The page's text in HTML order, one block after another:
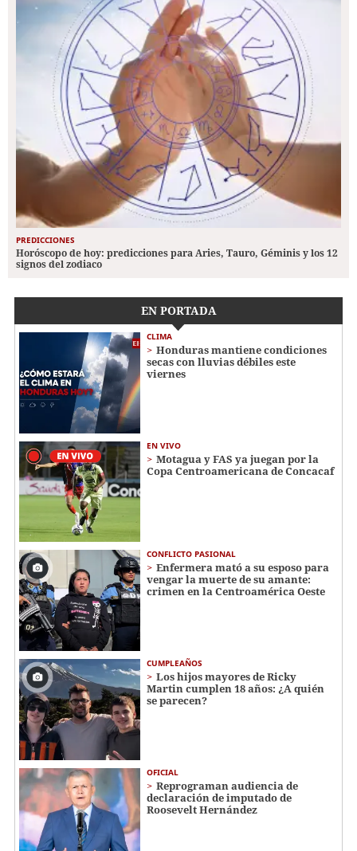
PREDICCIONES
Horóscopo de hoy: predicciones para Aries, Tauro, Géminis y los 12
signos del zodiaco
EN PORTADA
CLIMA
Honduras mantiene condiciones
secas con lluvias débiles este
viernes
EN VIVO
Motagua y FAS ya juegan por la
Copa Centroamericana de Concacaf
CONFLICTO PASIONAL
Enfermera mató a su esposo para
vengar la muerte de su amante:
crimen en la Centroamérica Oeste
CUMPLEAÑOS
Los hijos mayores de Ricky
Martin cumplen 18 años: ¿A quién
se parecen?
OFICIAL
Reprograman audiencia de
declaración de imputado de
Roosevelt Hernández